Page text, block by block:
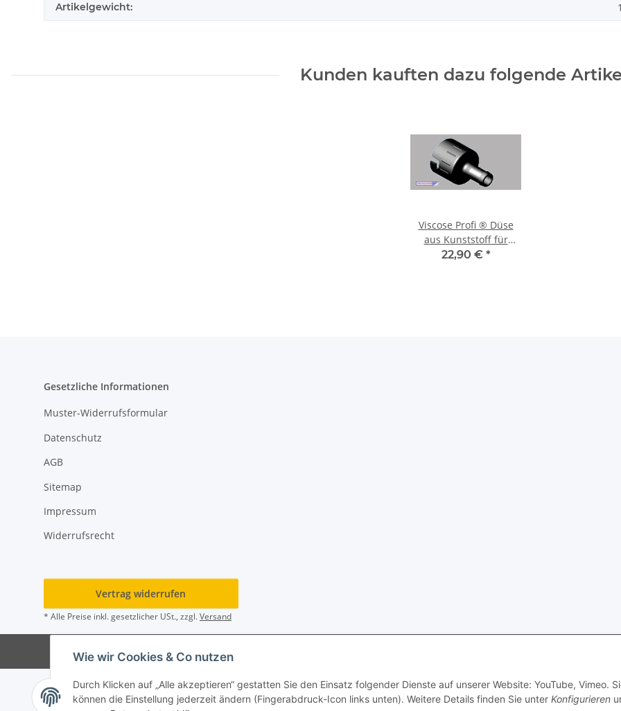
Wie wir Cookies & Co nutzen
Durch Klicken auf „Alle akzeptieren“ gestatten Sie den Einsatz folgender Dienste auf unserer Website: YouTube, Vimeo.
können die Einstellung jederzeit ändern (Fingerabdruck-Icon links unten). Weitere Details finden Sie unter Konfigurieren
Artikelgewicht:
Kunden kauften dazu folgende
Viscose Profi ® Düse
aus Kunststoff für
Schlauchanschluss mit
22,90 € *
Gesetzliche Informationen
Muster-Widerrufsformular
Datenschutz
AGB
Sitemap
Impressum
Widerrufsrecht
Vertrag widerrufen
* Alle Preise inkl. gesetzlicher USt., zzgl.Versand